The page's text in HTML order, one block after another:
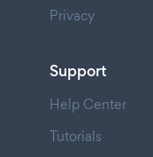
Privacy
Support
Help Center
Tutorials